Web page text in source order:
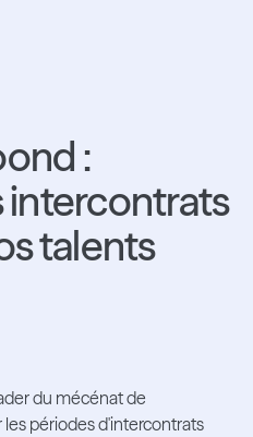
:
intercontrats
talents
du mécénat de
périodes d'intercontrats